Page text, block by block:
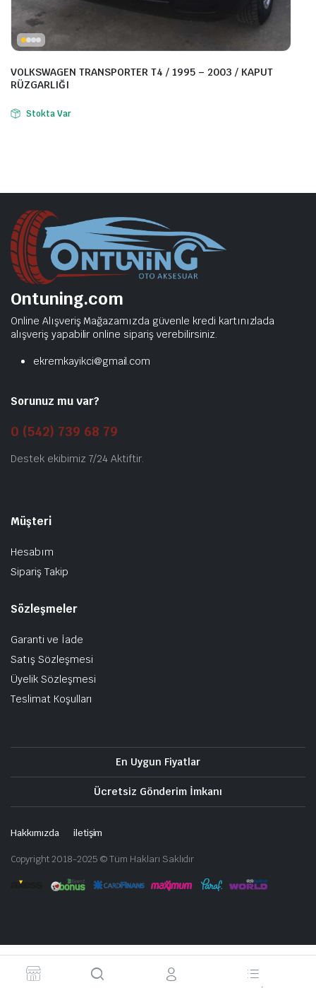
VOLKSWAGEN TRANSPORTER T4 / 1995 – 2003 / KAPUT
RÜZGARLIĞI
Stokta Var
Ontuning.com
Online Alışveriş Mağazamızda güvenle kredi kartınızlada
alışveriş yapabilir online sipariş verebilirsiniz.
ekremkayikci@gmail.com
Sorunuz mu var?
0 (542) 739 68 79
Destek ekibimiz 7/24 Aktiftir.
Müşteri
Hesabım
Sipariş Takip
Sözleşmeler
Garanti ve İade
Satış Sözleşmesi
Üyelik Sözleşmesi
Teslimat Koşulları
En Uygun Fiyatlar
Ücretsiz Gönderim İmkanı
Hakkımızda iletişim
Copyright 2018-2025 © Tüm Hakları Saklıdır